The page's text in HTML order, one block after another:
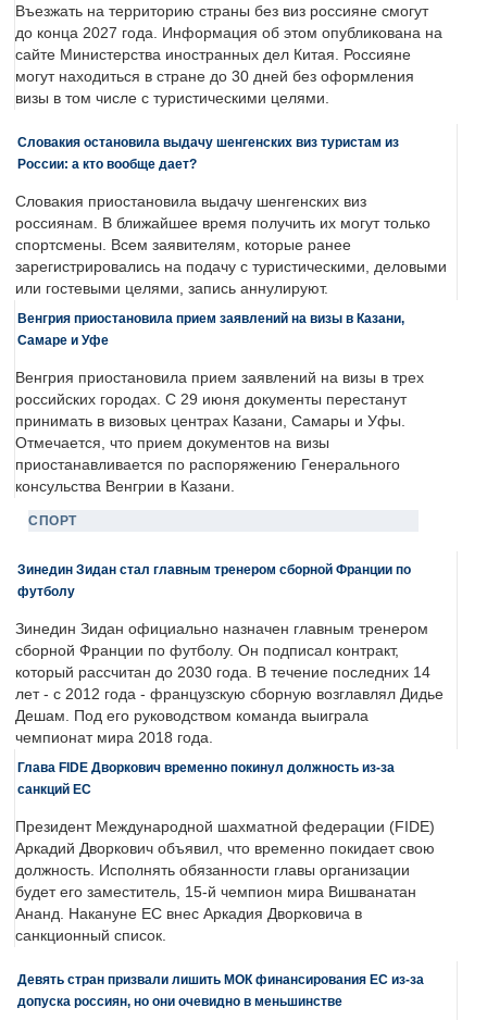
Въезжать на территорию страны без виз россияне смогут
до конца 2027 года. Информация об этом опубликована на
сайте Министерства иностранных дел Китая. Россияне
могут находиться в стране до 30 дней без оформления
визы в том числе с туристическими целями.
Словакия остановила выдачу шенгенских виз туристам из
России: а кто вообще дает?
Словакия приостановила выдачу шенгенских виз
россиянам. В ближайшее время получить их могут только
спортсмены. Всем заявителям, которые ранее
зарегистрировались на подачу с туристическими, деловыми
или гостевыми целями, запись аннулируют.
Венгрия приостановила прием заявлений на визы в Казани,
Самаре и Уфе
Венгрия приостановила прием заявлений на визы в трех
российских городах. С 29 июня документы перестанут
принимать в визовых центрах Казани, Самары и Уфы.
Отмечается, что прием документов на визы
приостанавливается по распоряжению Генерального
консульства Венгрии в Казани.
СПОРТ
Зинедин Зидан стал главным тренером сборной Франции по
футболу
Зинедин Зидан официально назначен главным тренером
сборной Франции по футболу. Он подписал контракт,
который рассчитан до 2030 года. В течение последних 14
лет - с 2012 года - французскую сборную возглавлял Дидье
Дешам. Под его руководством команда выиграла
чемпионат мира 2018 года.
Глава FIDE Дворкович временно покинул должность из-за
санкций ЕС
Президент Международной шахматной федерации (FIDE)
Аркадий Дворкович объявил, что временно покидает свою
должность. Исполнять обязанности главы организации
будет его заместитель, 15-й чемпион мира Вишванатан
Ананд. Накануне ЕС внес Аркадия Дворковича в
санкционный список.
Девять стран призвали лишить МОК финансирования ЕС из-за
допуска россиян, но они очевидно в меньшинстве